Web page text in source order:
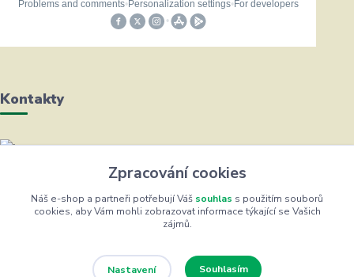
Kontakty
Helena Bayerová
+420 604 711 491
(Po-Čt, 8-16 hod.)
Zpracování cookies
Náš e-shop a partneři potřebují Váš souhlas s použitím souborů
cookies, aby Vám mohli zobrazovat informace týkající se Vašich
zájmů.
Nastavení Souhlasím